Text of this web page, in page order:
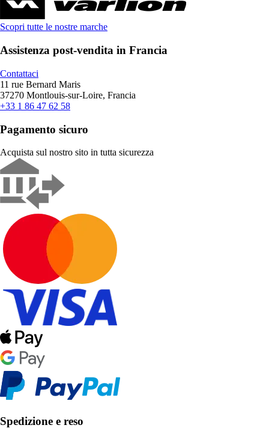
Scopri tutte le nostre marche
Assistenza post-vendita in Francia
Contattaci
11 rue Bernard Maris
37270 Montlouis-sur-Loire, Francia
+33 1 86 47 62 58
Pagamento sicuro
Acquista sul nostro sito in tutta sicurezza
Spedizione e reso